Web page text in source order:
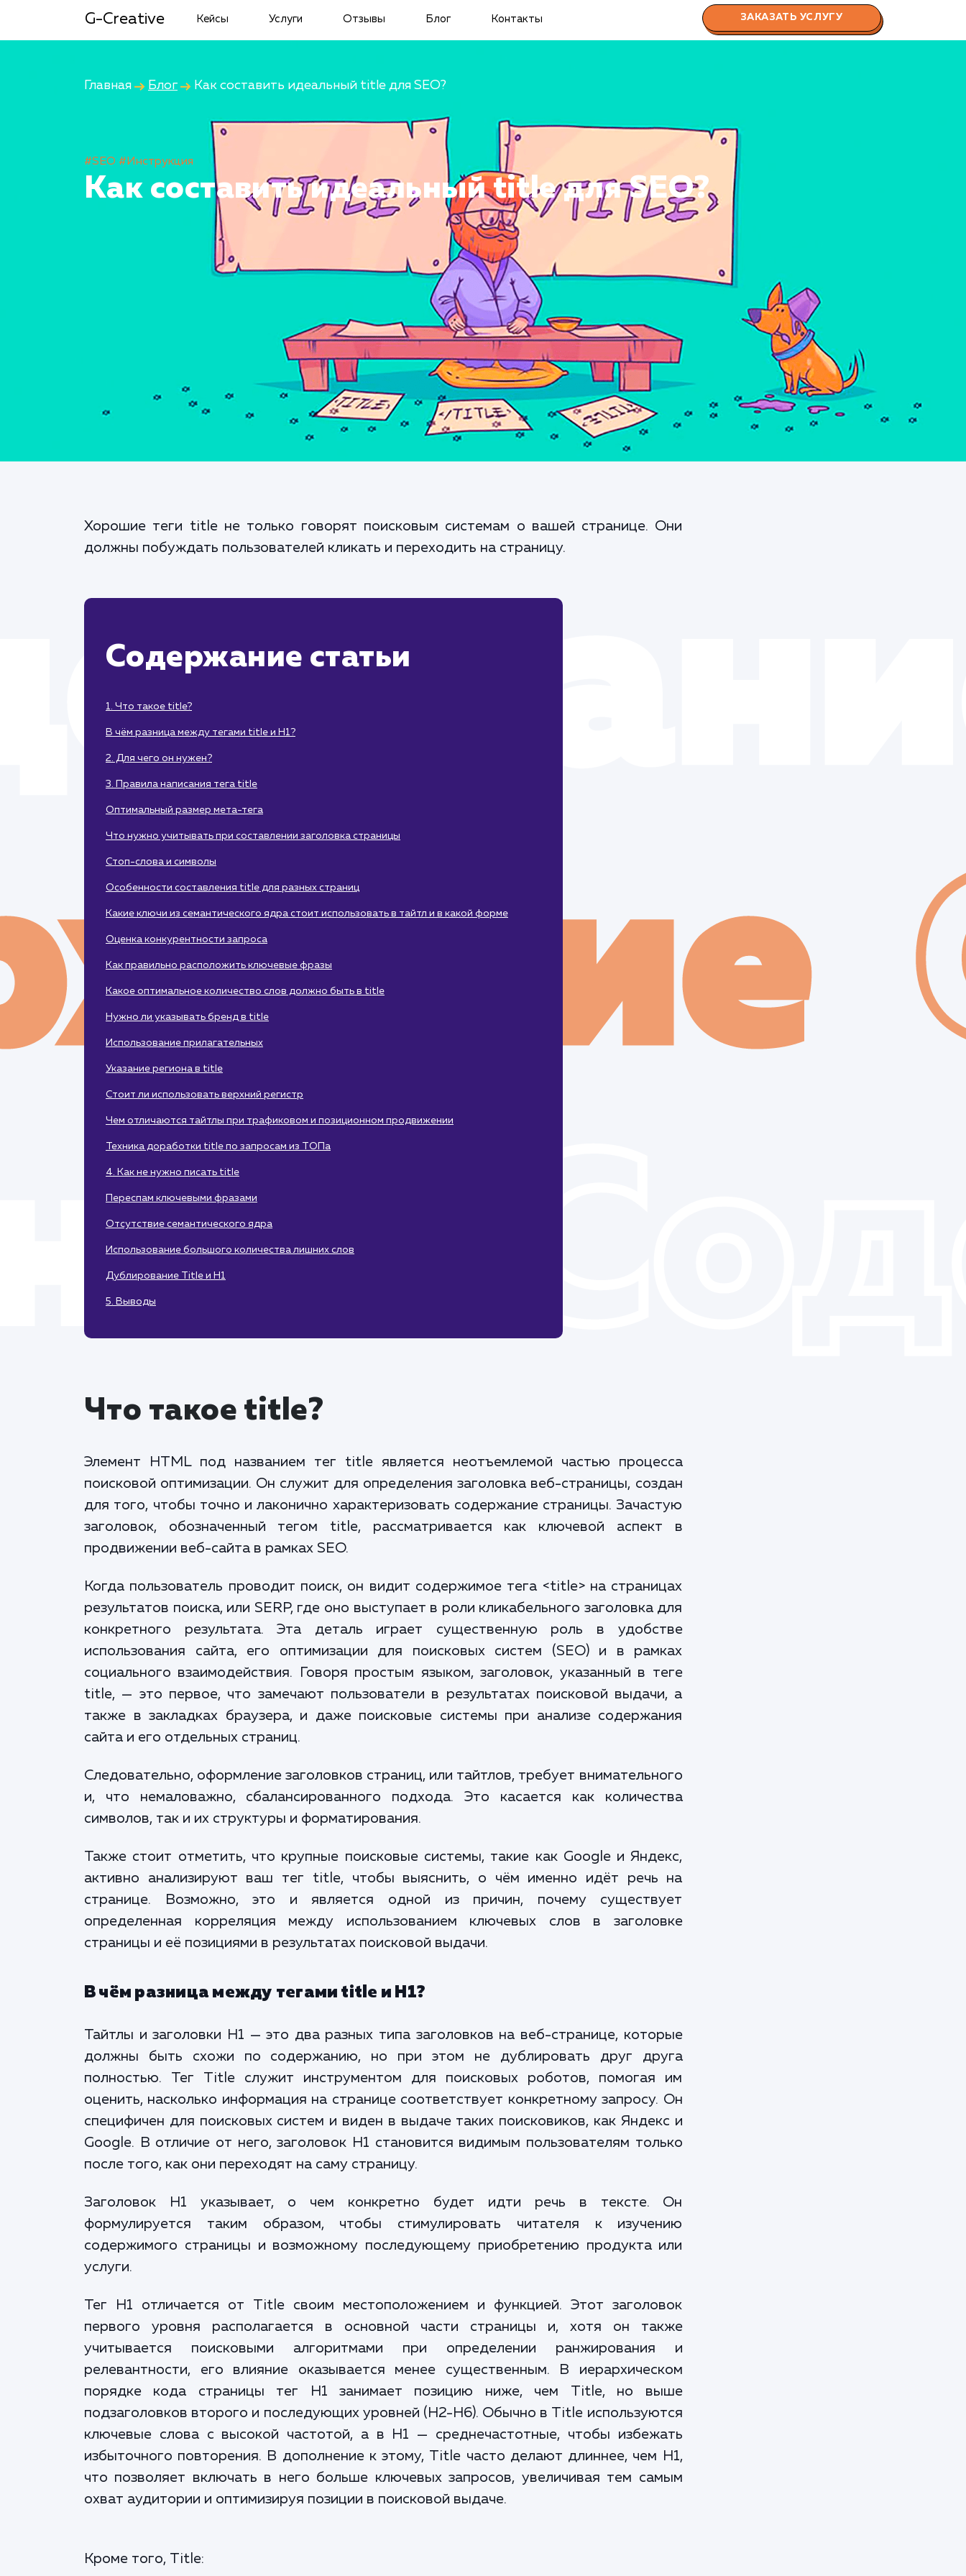
G-Creative Кейсы Услуги Отзывы Блог Контакты ЗАКАЗАТЬ УСЛУГУ
Главная Блог Как составить идеальный title для SEO?
#SEO #Инструкция
Как составить идеальный title для SEO?
Хорошие теги title не только говорят поисковым системам о вашей странице. Они
должны побуждать пользователей кликать и переходить на страницу.
Содержание статьи
1. Что такое title?
В чём разница между тегами title и H1?
2. Для чего он нужен?
3. Правила написания тега title
Оптимальный размер мета-тега
Что нужно учитывать при составлении заголовка страницы
Стоп-слова и символы
Особенности составления title для разных страниц
Какие ключи из семантического ядра стоит использовать в тайтл и в какой форме
Оценка конкурентности запроса
Как правильно расположить ключевые фразы
Какое оптимальное количество слов должно быть в title
Нужно ли указывать бренд в title
Использование прилагательных
Указание региона в title
Стоит ли использовать верхний регистр
Чем отличаются тайтлы при трафиковом и позиционном продвижении
Техника доработки title по запросам из ТОПа
4. Как не нужно писать title
Переспам ключевыми фразами
Отсутствие семантического ядра
Использование большого количества лишних слов
Дублирование Title и H1
5. Выводы
Что такое title?
Элемент HTML под названием тег title является неотъемлемой частью процесса
поисковой оптимизации. Он служит для определения заголовка веб-страницы, создан
для того, чтобы точно и лаконично характеризовать содержание страницы. Зачастую
заголовок, обозначенный тегом title, рассматривается как ключевой аспект в
продвижении веб-сайта в рамках SEO.
Когда пользователь проводит поиск, он видит содержимое тега <title> на страницах
результатов поиска, или SERP, где оно выступает в роли кликабельного заголовка для
конкретного результата. Эта деталь играет существенную роль в удобстве
использования сайта, его оптимизации для поисковых систем (SEO) и в рамках
социального взаимодействия. Говоря простым языком, заголовок, указанный в теге
title, — это первое, что замечают пользователи в результатах поисковой выдачи, а
также в закладках браузера, и даже поисковые системы при анализе содержания
сайта и его отдельных страниц.
Следовательно, оформление заголовков страниц, или тайтлов, требует внимательного
и, что немаловажно, сбалансированного подхода. Это касается как количества
символов, так и их структуры и форматирования.
Также стоит отметить, что крупные поисковые системы, такие как Google и Яндекс,
активно анализируют ваш тег title, чтобы выяснить, о чём именно идёт речь на
странице. Возможно, это и является одной из причин, почему существует
определенная корреляция между использованием ключевых слов в заголовке
страницы и её позициями в результатах поисковой выдачи.
В чём разница между тегами title и H1?
Тайтлы и заголовки H1 — это два разных типа заголовков на веб-странице, которые
должны быть схожи по содержанию, но при этом не дублировать друг друга
полностью. Тег Title служит инструментом для поисковых роботов, помогая им
оценить, насколько информация на странице соответствует конкретному запросу. Он
специфичен для поисковых систем и виден в выдаче таких поисковиков, как Яндекс и
Google. В отличие от него, заголовок H1 становится видимым пользователям только
после того, как они переходят на саму страницу.
Заголовок H1 указывает, о чем конкретно будет идти речь в тексте. Он
формулируется таким образом, чтобы стимулировать читателя к изучению
содержимого страницы и возможному последующему приобретению продукта или
услуги.
Тег H1 отличается от Title своим местоположением и функцией. Этот заголовок
первого уровня располагается в основной части страницы и, хотя он также
учитывается поисковыми алгоритмами при определении ранжирования и
релевантности, его влияние оказывается менее существенным. В иерархическом
порядке кода страницы тег H1 занимает позицию ниже, чем Title, но выше
подзаголовков второго и последующих уровней (H2-H6). Обычно в Title используются
ключевые слова с высокой частотой, а в H1 — среднечастотные, чтобы избежать
избыточного повторения. В дополнение к этому, Title часто делают длиннее, чем H1,
что позволяет включать в него больше ключевых запросов, увеличивая тем самым
охват аудитории и оптимизируя позиции в поисковой выдаче.
Кроме того, Title: